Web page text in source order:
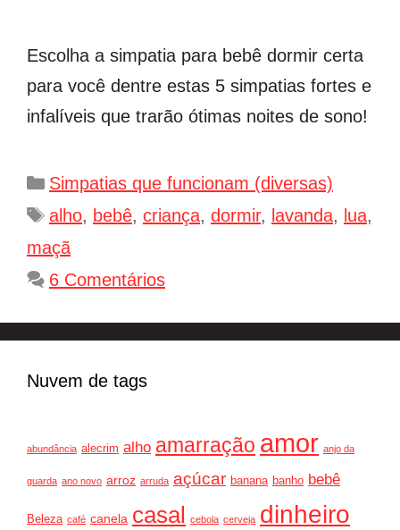
Escolha a simpatia para bebê dormir certa
para você dentre estas 5 simpatias fortes e
infalíveis que trarão ótimas noites de sono!
Categorias
Simpatias que funcionam (diversas)
Tags
alho, bebê, criança, dormir, lavanda, lua,
maçã
6 Comentários
Nuvem de tags
abundância alecrim alho amarração amor anjo da
guarda ano novo arroz arruda açúcar banana banho bebê
Beleza café canela casal cebola cerveja dinheiro